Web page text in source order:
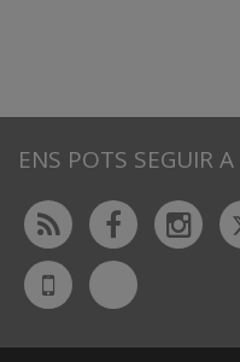
ENS POTS SEGUIR A
Rss Facebook
UdL
App
Bluesky